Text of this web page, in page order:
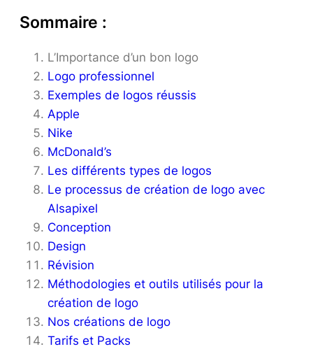
Sommaire :
L’Importance d’un bon logo
Logo professionnel
Exemples de logos réussis
Apple
Nike
McDonald’s
Les différents types de logos
Le processus de création de logo avec
Alsapixel
Conception
Design
Révision
Méthodologies et outils utilisés pour la
création de logo
Nos créations de logo
Tarifs et Packs